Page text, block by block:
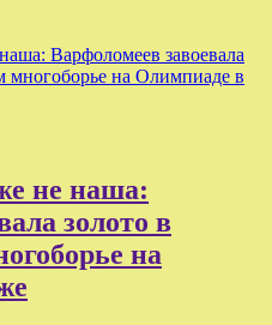
Варфоломеев завоевала
многоборье на Олимпиаде в
не наша:
золото в
на